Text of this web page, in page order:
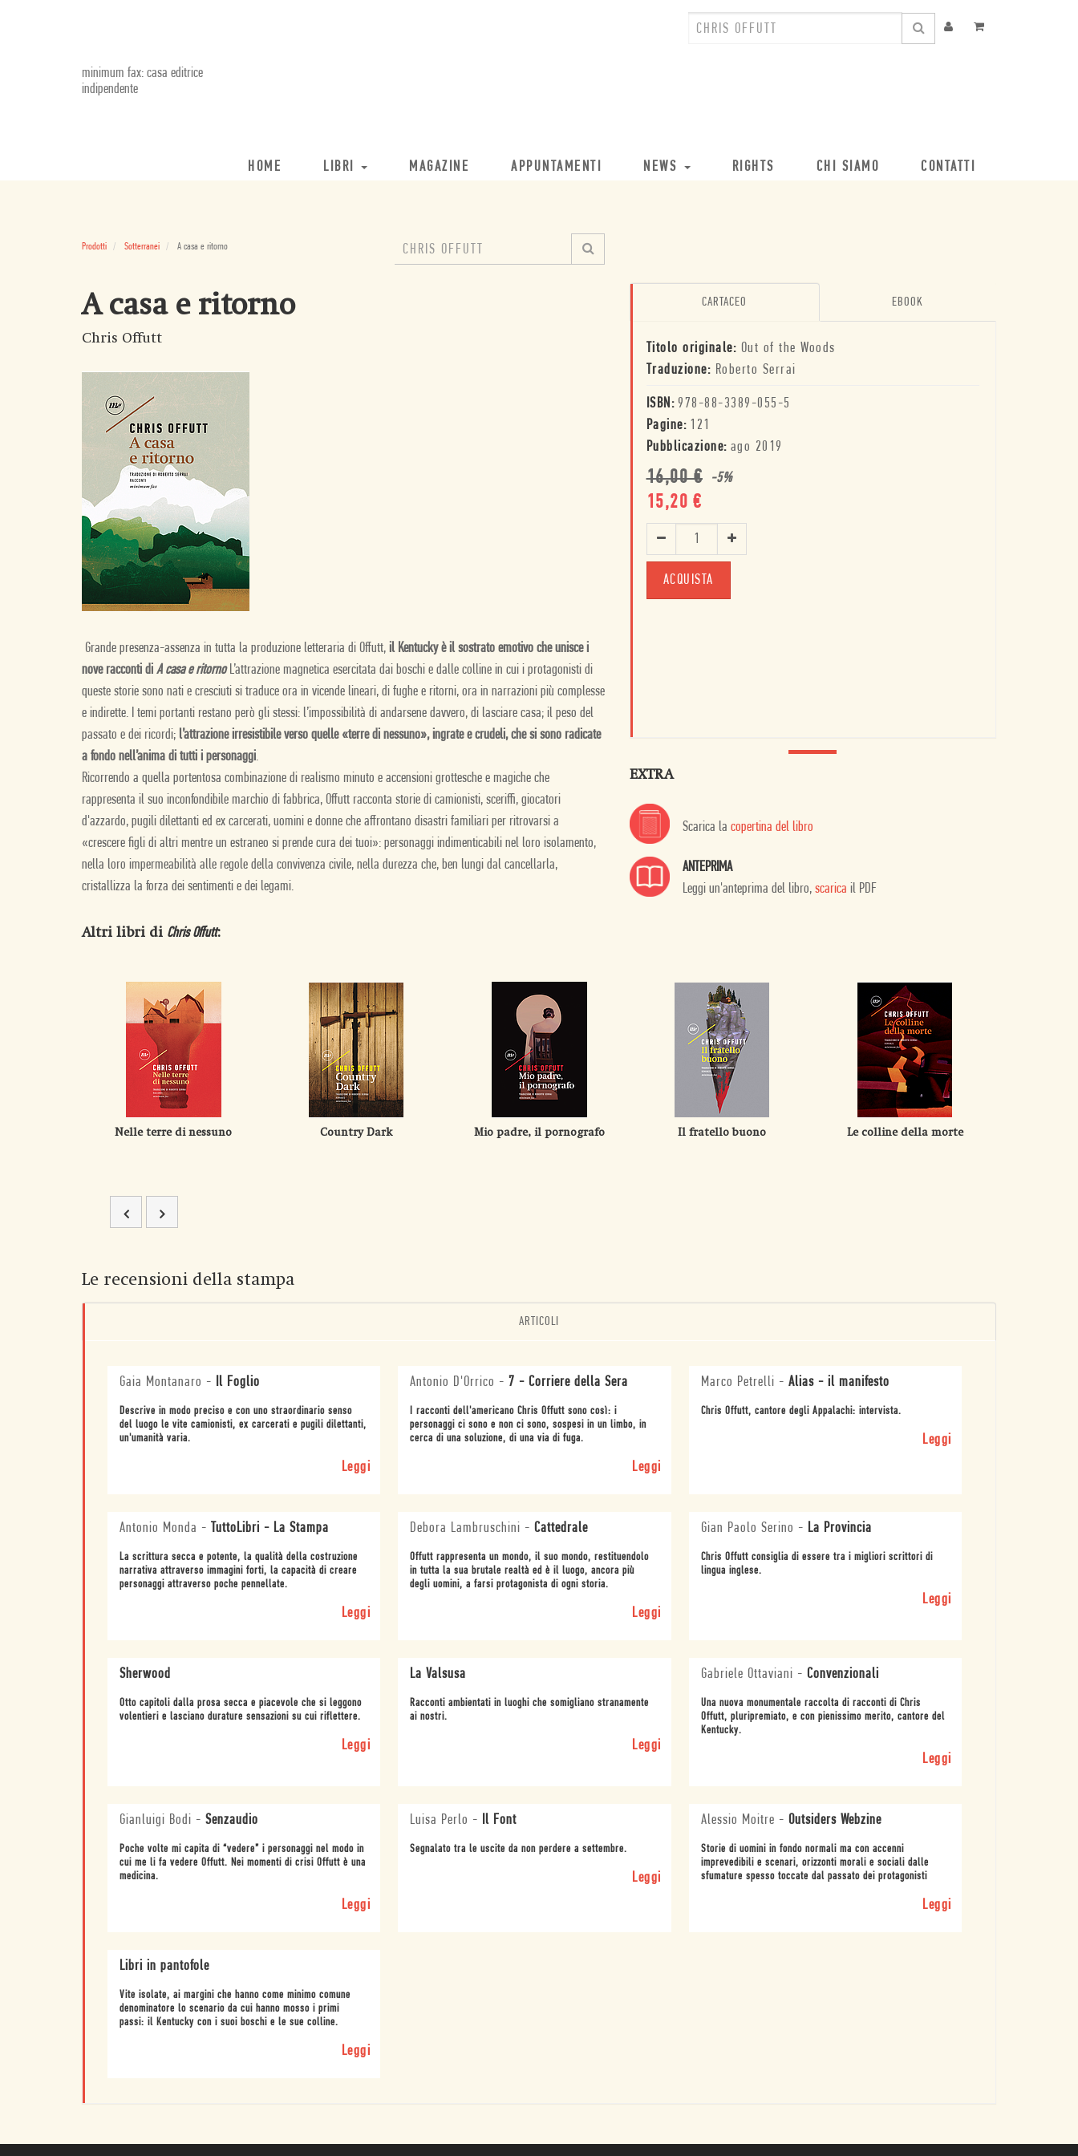
minimum fax: casa editrice
indipendente
HOME LIBRI MAGAZINE APPUNTAMENTI NEWS RIGHTS CHI SIAMO CONTATTI
Prodotti Sotterranei A casa e ritorno
A casa e ritorno
Chris Offutt
Grande presenza-assenza in tutta la produzione letteraria di Offutt, il Kentucky è il sostrato emotivo che unisce i
nove racconti di A casa e ritornoL’attrazione magnetica esercitata dai boschi e dalle colline in cui i protagonisti di
queste storie sono nati e cresciuti si traduce ora in vicende lineari, di fughe e ritorni, ora in narrazioni più complesse
e indirette. I temi portanti restano però gli stessi: l’impossibilità di andarsene davvero, di lasciare casa; il peso del
passato e dei ricordi; l’attrazione irresistibile verso quelle «terre di nessuno», ingrate e crudeli, che si sono radicate
a fondo nell’anima di tutti i personaggi.
Ricorrendo a quella portentosa combinazione di realismo minuto e accensioni grottesche e magiche che
rappresenta il suo inconfondibile marchio di fabbrica, Offutt racconta storie di camionisti, sceriffi, giocatori
d'azzardo, pugili dilettanti ed ex carcerati, uomini e donne che affrontano disastri familiari per ritrovarsi a
«crescere figli di altri mentre un estraneo si prende cura dei tuoi»: personaggi indimenticabili nel loro isolamento,
nella loro impermeabilità alle regole della convivenza civile, nella durezza che, ben lungi dal cancellarla,
cristallizza la forza dei sentimenti e dei legami.
CARTACEO EBOOK
Titolo originale: Out of the Woods
Traduzione: Roberto Serrai
ISBN: 978-88-3389-055-5
Pagine: 121
Pubblicazione: ago 2019
16,00€ -5%
15,20 €
ACQUISTA
EXTRA
Scarica la copertina del libro
ANTEPRIMA
Leggi un'anteprima del libro, scarica il PDF
Altri libri di Chris Offutt:
Nelle terre di nessuno Country Dark Mio padre, il pornografo Il fratello buono Le colline della morte
Le recensioni della stampa
ARTICOLI
Gaia Montanaro - Il Foglio
Descrive in modo preciso e con uno straordinario senso
del luogo le vite camionisti, ex carcerati e pugili dilettanti,
un'umanità varia.
Leggi
Antonio D'Orrico -7 - Corriere della Sera
I racconti dell'americano Chris Offutt sono così: i
personaggi ci sono e non ci sono, sospesi in un limbo, in
cerca di una soluzione, di una via di fuga.
Leggi
Marco Petrelli - Alias - il manifesto
Chris Offutt, cantore degli Appalachi: intervista.
Leggi
Antonio Monda - TuttoLibri - La Stampa
La scrittura secca e potente, la qualità della costruzione
narrativa attraverso immagini forti, la capacità di creare
personaggi attraverso poche pennellate.
Leggi
Debora Lambruschini -Cattedrale
Offutt rappresenta un mondo, il suo mondo, restituendolo
in tutta la sua brutale realtà ed è il luogo, ancora più
degli uomini, a farsi protagonista di ogni storia.
Leggi
Gian Paolo Serino - La Provincia
Chris Offutt consiglia di essere tra i migliori scrittori di
lingua inglese.
Leggi
Sherwood
Otto capitoli dalla prosa secca e piacevole che si leggono
volentieri e lasciano durature sensazioni su cui riflettere.
Leggi
La Valsusa
Racconti ambientati in luoghi che somigliano stranamente
ai nostri.
Leggi
Gabriele Ottaviani - Convenzionali
Una nuova monumentale raccolta di racconti di Chris
Offutt, pluripremiato, e con pienissimo merito, cantore del
Kentucky.
Leggi
Gianluigi Bodi - Senzaudio
Poche volte mi capita di “vedere” i personaggi nel modo in
cui me li fa vedere Offutt. Nei momenti di crisi Offutt è una
medicina.
Leggi
Luisa Perlo - Il Font
Segnalato tra le uscite da non perdere a settembre.
Leggi
Alessio Moitre - Outsiders Webzine
Storie di uomini in fondo normali ma con accenni
imprevedibili e scenari, orizzonti morali e sociali dalle
sfumature spesso toccate dal passato dei protagonisti
Leggi
Libri in pantofole
Vite isolate, ai margini che hanno come minimo comune
denominatore lo scenario da cui hanno mosso i primi
passi: il Kentucky con i suoi boschi e le sue colline.
Leggi